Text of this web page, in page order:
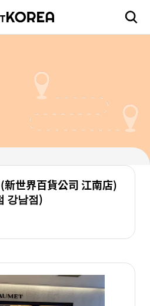
世界百貨公司 江南店)
강남점)